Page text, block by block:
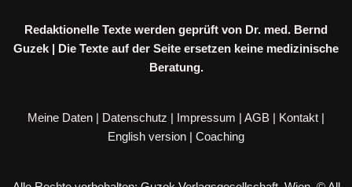
Redaktionelle Texte werden geprüft von Dr. med. Bernd
Guzek | Die Texte auf der Seite ersetzen keine medizinische
Beratung.
Meine Daten | Datenschutz | Impressum | AGB | Kontakt |
English version | Coaching